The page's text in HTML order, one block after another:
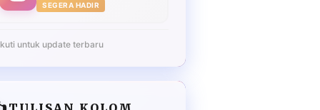
SEGERA HADIR
untuk update terbaru